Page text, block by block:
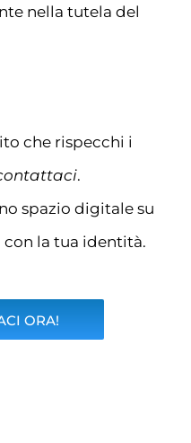
nella tutela del
che rispecchi i
.
spazio digitale su
con la tua identità.
ORA!